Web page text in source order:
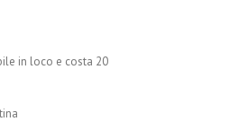
in loco e costa 20